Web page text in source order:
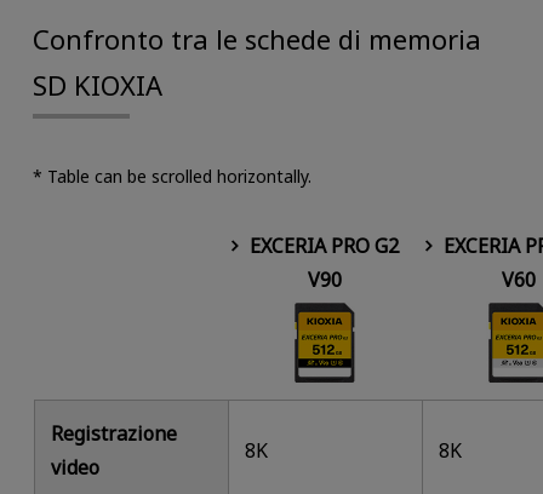
Confronto tra le schede di memoria
SD KIOXIA
* Table can be scrolled horizontally.
EXCERIA PRO G2
V90
EXCERIA
V60
Registrazione
video
8K 8K